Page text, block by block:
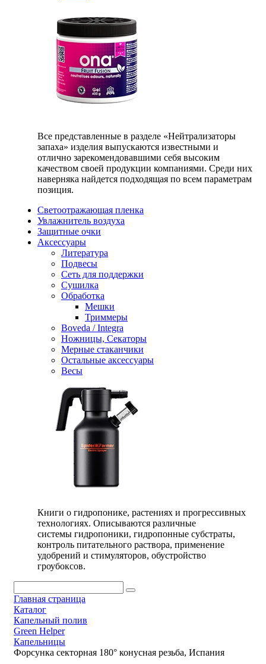
Все представленные в разделе «Нейтрализаторы
запаха» изделия выпускаются известными и
отлично зарекомендовавшими себя высоким
качеством своей продукции компаниями. Среди них
наверняка найдется подходящая по всем параметрам
позиция.
Светоотражающая пленка
Увлажнитель воздуха
Защитные очки
Аксессуары
Литература
Подвесы
Сеть для поддержки
Сушилка
Обработка
Мешки
Триммеры
Boveda / Integra
Ножницы, Секаторы
Мерные стаканчики
Остальные аксессуары
Весы
Книги о гидропонике, растениях и прогрессивных
технологиях. Описываются различные
системы гидропоники, гидропонные субстраты,
контроль питательного раствора, применение
удобрений и стимуляторов, обустройство
гроубоксов.
Главная страница
Каталог
Капельный полив
Green Helper
Капельницы
Форсунка секторная 180° конусная резьба, Испания